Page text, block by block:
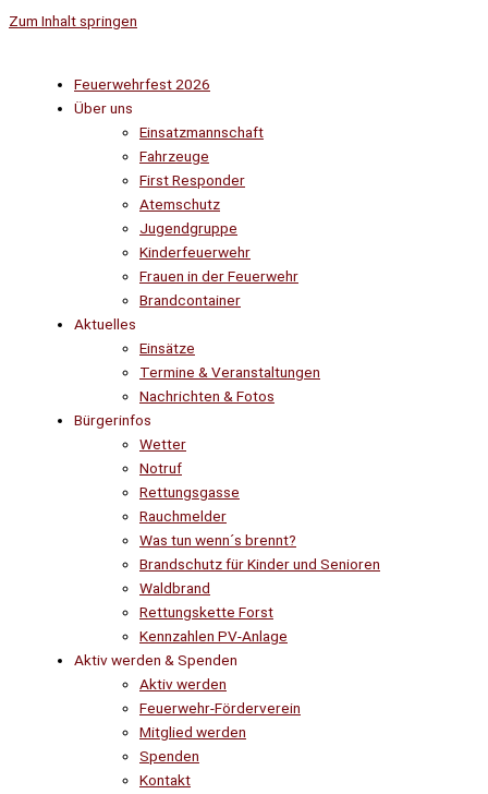
Zum Inhalt springen
Feuerwehrfest 2026
Über uns
Einsatzmannschaft
Fahrzeuge
First Responder
Atemschutz
Jugendgruppe
Kinderfeuerwehr
Frauen in der Feuerwehr
Brandcontainer
Aktuelles
Einsätze
Termine & Veranstaltungen
Nachrichten & Fotos
Bürgerinfos
Wetter
Notruf
Rettungsgasse
Rauchmelder
Was tun wenn´s brennt?
Brandschutz für Kinder und Senioren
Waldbrand
Rettungskette Forst
Kennzahlen PV-Anlage
Aktiv werden & Spenden
Aktiv werden
Feuerwehr-Förderverein
Mitglied werden
Spenden
Kontakt